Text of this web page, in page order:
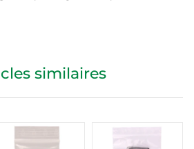
similaires